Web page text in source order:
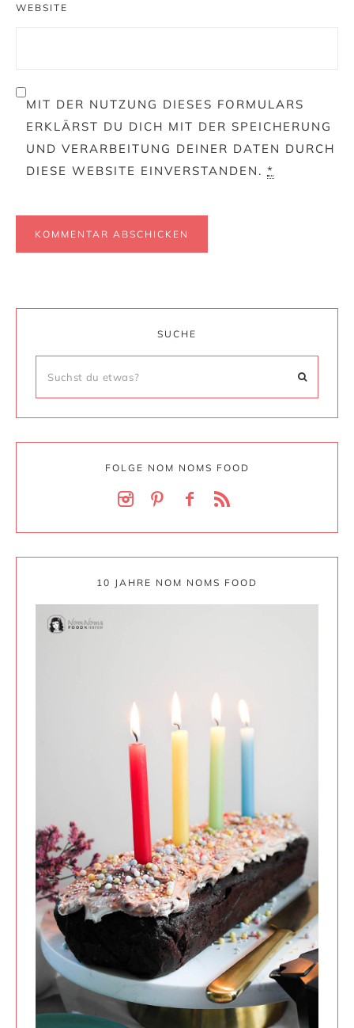
WEBSITE
MIT DER NUTZUNG DIESES FORMULARS
ERKLÄRST DU DICH MIT DER SPEICHERUNG
UND VERARBEITUNG DEINER DATEN DURCH
DIESE WEBSITE EINVERSTANDEN. *
SUCHE
FOLGE NOM NOMS FOOD
10 JAHRE NOM NOMS FOOD